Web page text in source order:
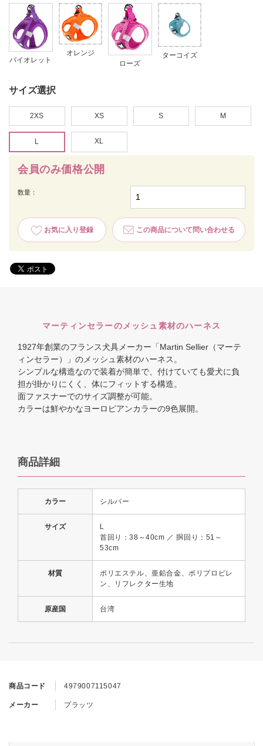
会員のみ価格公開
数量：
お気に入り登録 この商品について問い合わせる
商品コード 4979007115047
メーカー プラッツ
バイオレット
オレンジ
ローズ
ターコイズ
サイズ選択
2XS XS S M
L XL
マーティンセラーのメッシュ素材のハーネス
1927年創業のフランス犬具メーカー「Martin Sellier（マーテ
ィンセラー）」のメッシュ素材のハーネス。
シンプルな構造なので装着が簡単で、付けていても愛犬に負
担が掛かりにくく、体にフィットする構造。
面ファスナーでのサイズ調整が可能。
カラーは鮮やかなヨーロピアンカラーの9色展開。
商品詳細
カラー シルバー
サイズ
L
首回り：38～40cm ／ 胴回り：51～
53cm
材質
ポリエステル、亜鉛合金、ポリプロピレ
ン、リフレクター生地
原産国 台湾